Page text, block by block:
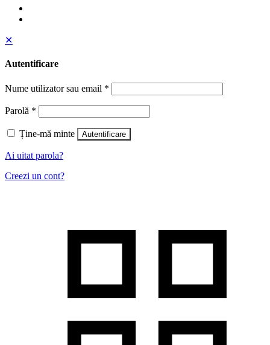
✕
Autentificare
Nume utilizator sau email *
Parolă *
Ține-mă minte Autentificare
Ai uitat parola?
Creezi un cont?